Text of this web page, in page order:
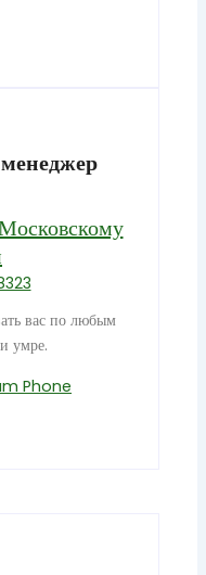
вас по любым
умре.
Phone